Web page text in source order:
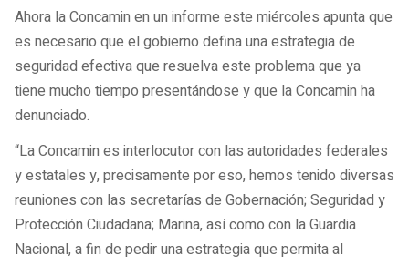
Ahora la Concamin en un informe este miércoles apunta que
es necesario que el gobierno defina una estrategia de
seguridad efectiva que resuelva este problema que ya
tiene mucho tiempo presentándose y que la Concamin ha
denunciado.
“La Concamin es interlocutor con las autoridades federales
y estatales y, precisamente por eso, hemos tenido diversas
reuniones con las secretarías de Gobernación; Seguridad y
Protección Ciudadana; Marina, así como con la Guardia
Nacional, a fin de pedir una estrategia que permita al